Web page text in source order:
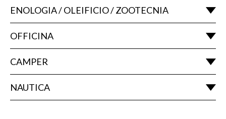
ENOLOGIA / OLEIFICIO / ZOOTECNIA
OFFICINA
CAMPER
NAUTICA